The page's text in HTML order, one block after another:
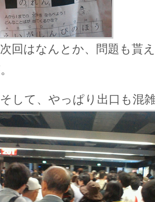
回はなんとか、問題も貰
して、やっぱり出口も混